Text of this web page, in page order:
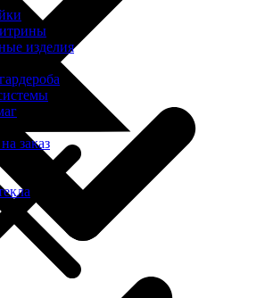
изделия
заказ